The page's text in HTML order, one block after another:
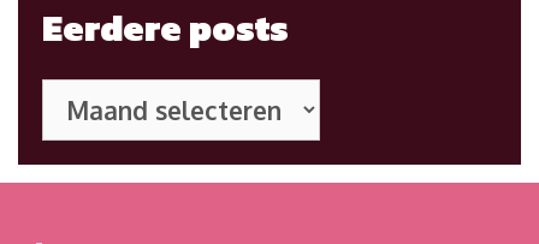
Eerdere posts
posts